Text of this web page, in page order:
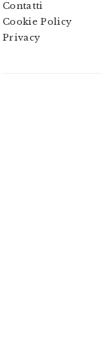
Contatti
Cookie Policy
Privacy